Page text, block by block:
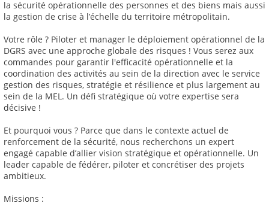
la sécurité opérationnelle des personnes et des biens mais aussi
la gestion de crise à l’échelle du territoire métropolitain.
Votre rôle ? Piloter et manager le déploiement opérationnel de la
DGRS avec une approche globale des risques ! Vous serez aux
commandes pour garantir l'efficacité opérationnelle et la
coordination des activités au sein de la direction avec le service
gestion des risques, stratégie et résilience et plus largement au
sein de la MEL. Un défi stratégique où votre expertise sera
décisive !
Et pourquoi vous ? Parce que dans le contexte actuel de
renforcement de la sécurité, nous recherchons un expert
engagé capable d’allier vision stratégique et opérationnelle. Un
leader capable de fédérer, piloter et concrétiser des projets
ambitieux.
Missions :